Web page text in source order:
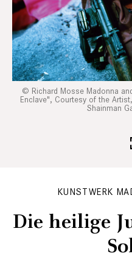
Richard Mosse Madonna
Enclave", Courtesy of the
Shainman
KUNSTWERK
Die heilige